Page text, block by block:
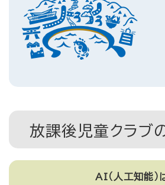
放課後児童クラブ
AI（人工知能）